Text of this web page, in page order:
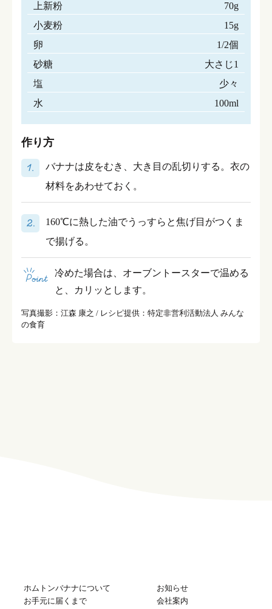
上新粉
70g
小麦粉
15g
卵
1/2個
砂糖
大さじ1
塩
少々
水
100ml
作り方
バナナは皮をむき、大き目の乱切りする。衣の
材料をあわせておく。
160℃に熱した油でうっすらと焦げ目がつくま
で揚げる。
冷めた場合は、オーブントースターで温める
と、カリッとします。
写真撮影：江森 康之 / レシピ提供：特定非営利活動法人 みんな
の食育
ホムトンバナナについて
お知らせ
お手元に届くまで
会社案内